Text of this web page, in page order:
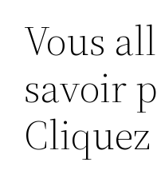
Vous
savoir